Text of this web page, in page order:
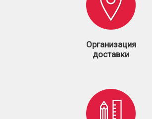
Организация
доставки